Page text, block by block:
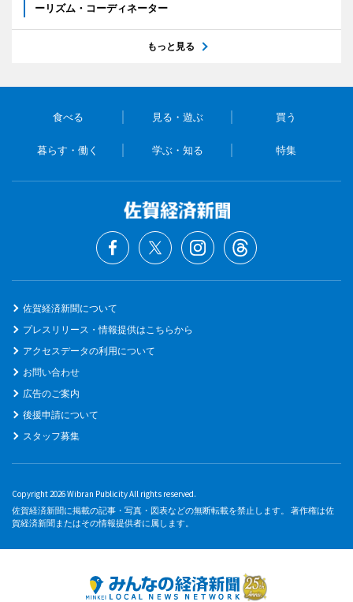
ーリズム・コーディネーター
もっと見る
食べる 見る・遊ぶ 買う
暮らす・働く 学ぶ・知る 特集
佐賀経済新聞について
プレスリリース・情報提供はこちらから
アクセスデータの利用について
お問い合わせ
広告のご案内
後援申請について
スタッフ募集
Copyright 2026 Wibran Publicity All rights reserved.
佐賀経済新聞に掲載の記事・写真・図表などの無断転載を禁止します。 著作権は佐
賀経済新聞またはその情報提供者に属します。